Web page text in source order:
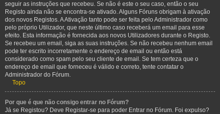
seguir as instruções que recebeu. Se não é este o seu caso, então o seu
Registo ainda não se encontra-se ativado. Alguns Fóruns obrigam à ativação
dos novos Registos. A Ativação tanto pode ser feita pelo Administrador como
pelo próprio Utilizador, que neste último caso receberá um email para esse
efeito. Esta informação é fornecida aos novos Utilizadores durante o Registo.
Se recebeu um email, siga as suas instruções. Se não recebeu nenhum email
pode ter escrito incorretamente o endereço de email ou então está
considerado como spam pelo seu cliente de email. Se tem certeza que o
endereço de email que forneceu é válido e correto, tente contatar o
Administrador do Fórum.
Topo
Por que é que não consigo entrar no Fórum?
Já se Registou? Deve Registar-se para poder Entrar no Fórum. Foi expulso?